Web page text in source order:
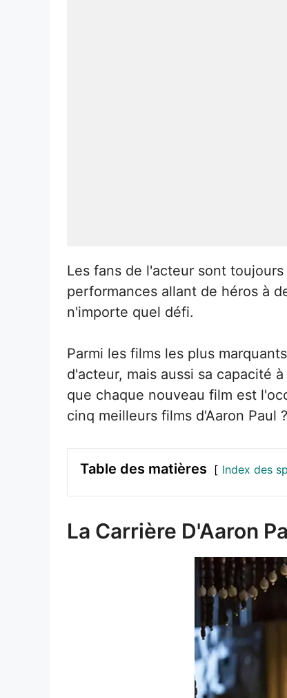
Les fans de l'acteur sont
performances allant de héros à
n'importe quel défi.
Parmi les films les plus
d'acteur, mais aussi sa capacité
que chaque nouveau film est
cinq meilleurs films d'Aaron Paul
Table des matières Index des
La Carrière D'Aaron